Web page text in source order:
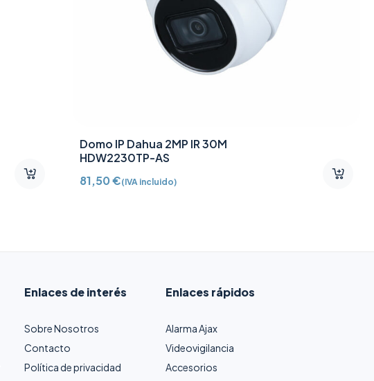
Contacto magnético
puerta/ventana con
inclinación AJ-
65,64€(IVA incluido)
Enlaces de interés
Sobre Nosotros
Contacto
Política de privacidad
Enlaces rápidos
Alarma Ajax
Videovigilancia
Accesorios